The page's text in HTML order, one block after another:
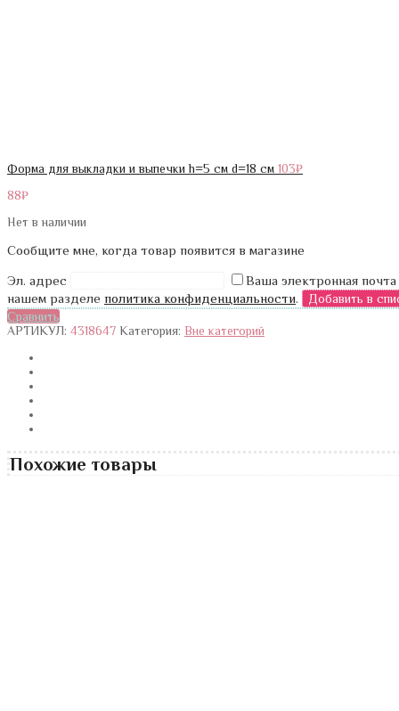
Форма для выкладки и выпечки h=5 см d=18 см 103₽
88₽
Нет в наличии
Сообщите мне, когда товар появится в магазине
Эл. адрес
Ваша электронная
нашем разделе политика конфиденциальности.
Сравнить
АРТИКУЛ: 4318647 Категория: Вне категорий
Похожие товары